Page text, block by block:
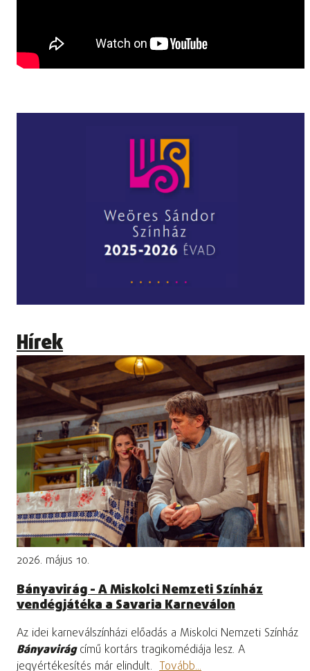
Hírek
2026. május 10.
Bányavirág - A Miskolci Nemzeti Színház
vendégjátéka a Savaria Karneválon
Az idei karneválszínházi előadás a Miskolci Nemzeti Színház
Bányavirágcímű kortárs tragikomédiája lesz. A
jegyértékesítés már elindult. Tovább...